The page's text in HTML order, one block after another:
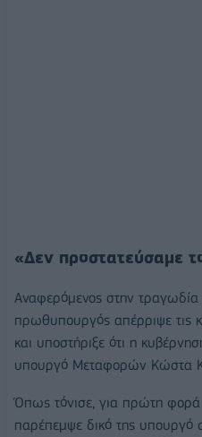
«Δεν προστατεύσαμε
Αναφερόμενος στην
πρωθυπουργός απέρριψε τις
και υποστήριξε ότι η
υπουργό Μεταφορών Κώστα
Όπως τόνισε, για πρώτη φορά
παρέπεμψε δικό της υπουργό